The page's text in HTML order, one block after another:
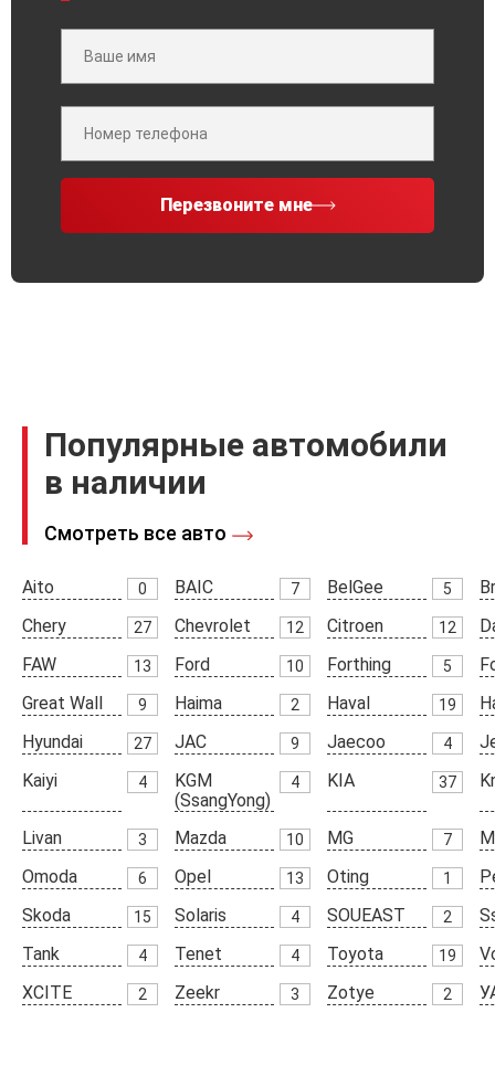
Перезвоните мне
Популярные автомобили
в наличии
Смотреть все авто
Aito 0 BAIC 7 BelGee 5
Chery
27 Chevrolet 12 Citroen 12
FAW
13 Ford 10 Forthing 5
Great Wall
9 Haima 2 Haval 19
Hyundai
27 JAC 9 Jaecoo 4
Kaiyi
4
KGM
(SsangYong)
4 KIA 37
Livan 3 Mazda 10 MG 7
Omoda
6 Opel 13 Oting 1
Skoda
15 Solaris 4 SOUEAST 2
Tank
4 Tenet 4 Toyota 19
XCITE
2 Zeekr 3 Zotye 2